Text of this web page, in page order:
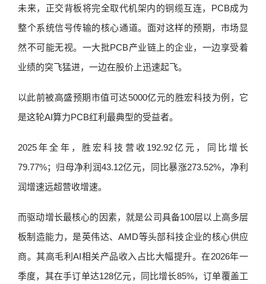
未来，正交背板将完全取代机架内的铜缆互连，PCB成为
整个系统信号传输的核心通道。面对这样的预期，市场显
然不可能无视。一大批PCB产业链上的企业，一边享受着
业绩的突飞猛进，一边在股价上迅速起飞。
以此前被高盛预期市值可达5000亿元的胜宏科技为例，它
是这轮AI算力PCB红利最典型的受益者。
2025年全年，胜宏科技营收192.92亿元，同比增长
79.77%；归母净利润43.12亿元，同比暴涨273.52%，净利
润增速远超营收增速。
而驱动增长最核心的因素，就是公司具备100层以上高多层
板制造能力，是英伟达、AMD等头部科技企业的核心供应
商。其高毛利AI相关产品收入占比大幅提升。在2026年一
季度，其在手订单达128亿元，同比增长85%，订单覆盖工